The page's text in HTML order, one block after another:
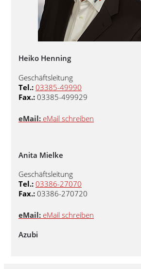
Heiko Henning
Geschäftsleitung
Tel.: 03385-49990
Fax.: 03385-499929
eMail: eMail schreiben
Anita Mielke
Geschäftsleitung
Tel.: 03386-27070
Fax.: 03386-270720
eMail: eMail schreiben
Azubi